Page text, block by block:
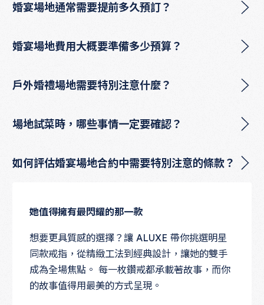
婚宴場地通常需要提前多久預訂？
婚宴場地費用大概要準備多少預算？
戶外婚禮場地需要特別注意什麼？
場地試菜時，哪些事情一定要確認？
如何評估婚宴場地合約中需要特別注意的條款？
她值得擁有最閃耀的那一款
想要更具質感的選擇？讓 ALUXE 帶你挑選明星
同款戒指，從精緻工法到經典設計，讓她的雙手
成為全場焦點。 每一枚鑽戒都承載著故事，而你
的故事值得用最美的方式呈現。